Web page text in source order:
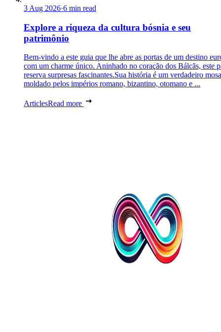
3 Aug 2026·6 min read
Explore a riqueza da cultura bósnia e seu
patrimônio
Bem-vindo a este guia que lhe abre as portas de um destino
com um charme único. Aninhado no coração dos Bálcãs, este
reserva surpresas fascinantes.Sua história é um verdadeiro
moldado pelos impérios romano, bizantino, otomano e ...
ArticlesRead more